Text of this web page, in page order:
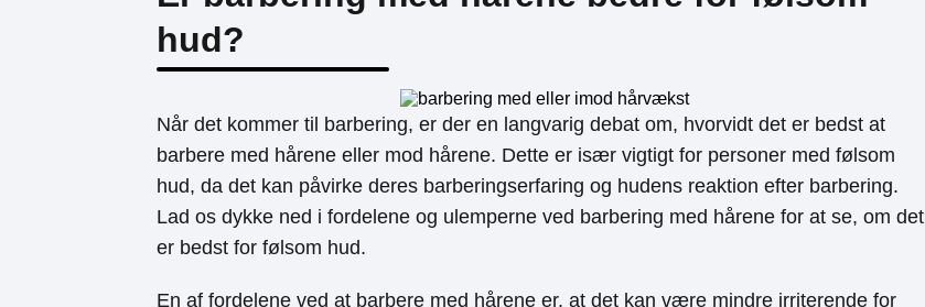
hud?
Når det kommer til barbering, er der en langvarig debat om, hvorvidt det er bedst at
barbere med hårene eller mod hårene. Dette er især vigtigt for personer med følsom
hud, da det kan påvirke deres barberingserfaring og hudens reaktion efter barbering.
Lad os dykke ned i fordelene og ulemperne ved barbering med hårene for at se, om det
er bedst for følsom hud.
En af fordelene ved at barbere med hårene er, at det kan være mindre irriterende for